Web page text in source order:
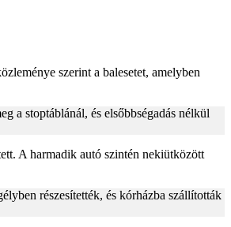
szerint a balesetet, amelyben
a stoptáblánál, és elsőbbségadás nélkül
A harmadik autó szintén nekiütközött
részesítették, és kórházba szállították